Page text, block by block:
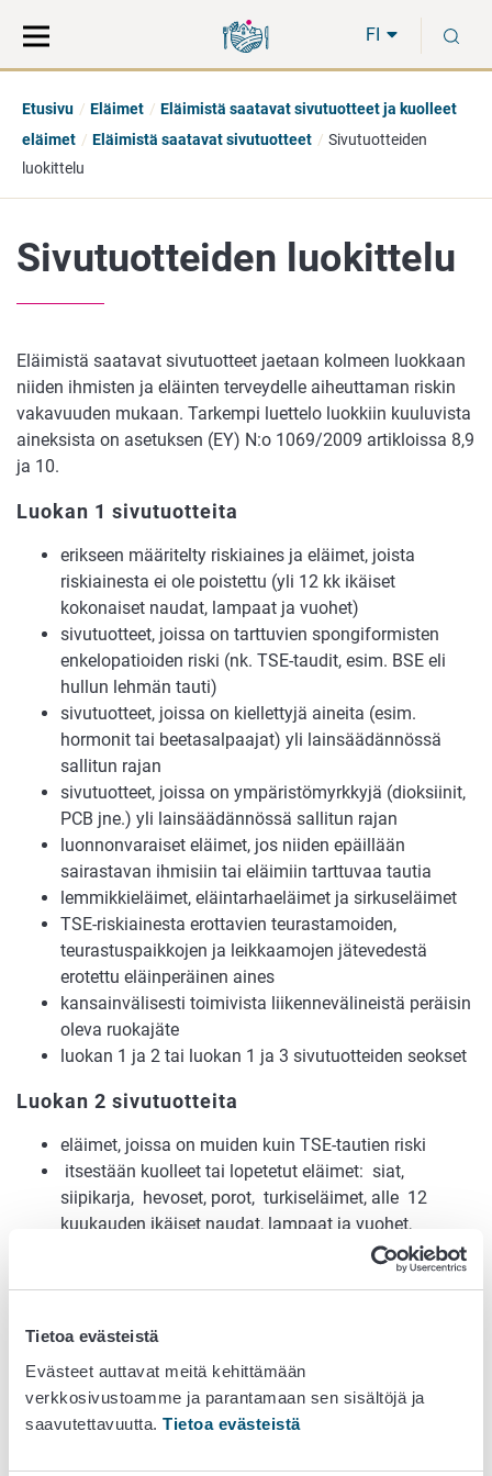
Tietoa evästeistä
Evästeet auttavat meitä kehittämään
verkkosivustoamme ja parantamaan sen sisältöjä ja
saavutettavuutta. Tietoa evästeistä
suoraan
sisältöön
koko
sivuston
FI
Etusivu Eläimet
Eläimistä saatavat sivutuotteet ja kuolleet
eläimet
Eläimistä saatavat sivutuotteet
Sivutuotteiden
luokittelu
Sivutuotteiden luokittelu
Eläimistä saatavat sivutuotteet jaetaan kolmeen luokkaan
niiden ihmisten ja eläinten terveydelle aiheuttaman riskin
vakavuuden mukaan. Tarkempi luettelo luokkiin kuuluvista
aineksista on asetuksen (EY) N:o 1069/2009 artikloissa 8,9
ja 10.
Luokan 1 sivutuotteita
erikseen määritelty riskiaines ja eläimet, joista
riskiainesta ei ole poistettu (yli 12 kk ikäiset
kokonaiset naudat, lampaat ja vuohet)
sivutuotteet, joissa on tarttuvien spongiformisten
enkelopatioiden riski (nk. TSE-taudit, esim. BSE eli
hullun lehmän tauti)
sivutuotteet, joissa on kiellettyjä aineita (esim.
hormonit tai beetasalpaajat) yli lainsäädännössä
sallitun rajan
sivutuotteet, joissa on ympäristömyrkkyjä (dioksiinit,
PCB jne.) yli lainsäädännössä sallitun rajan
luonnonvaraiset eläimet, jos niiden epäillään
sairastavan ihmisiin tai eläimiin tarttuvaa tautia
lemmikkieläimet, eläintarhaeläimet ja sirkuseläimet
TSE-riskiainesta erottavien teurastamoiden,
teurastuspaikkojen ja leikkaamojen jätevedestä
erotettu eläinperäinen aines
kansainvälisesti toimivista liikennevälineistä peräisin
oleva ruokajäte
luokan 1 ja 2 tai luokan 1 ja 3 sivutuotteiden seokset
Luokan 2 sivutuotteita
eläimet, joissa on muiden kuin TSE-tautien riski
itsestään kuolleet tai lopetetut eläimet: siat,
siipikarja, hevoset, porot, turkiseläimet, alle 12
kuukauden ikäiset naudat, lampaat ja vuohet,
mukaan lukien taudintorjuntatarkoituksessa
eläinlääkkeiden jäämiä yli lainsäädännössä sallitun
lihantarkastuksessa hylätyt ruhon osat (esim.
märkäinen niveltulehdus, mätäpaise)
muiden kuin TSE-riskiainesta erottavien